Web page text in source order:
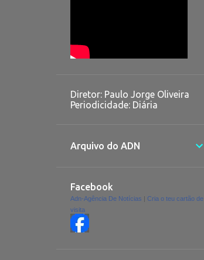
Diretor: Paulo Jorge Oliveira
Periodicidade: Diária
Arquivo do ADN
Facebook
Adn-Agência De Notícias
Cria o teu cartão de
visita